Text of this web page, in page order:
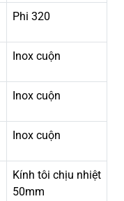
Phi 320
Inox cuộn
Inox cuộn
Inox cuộn
Kính tôi chịu nhiệt
50mm